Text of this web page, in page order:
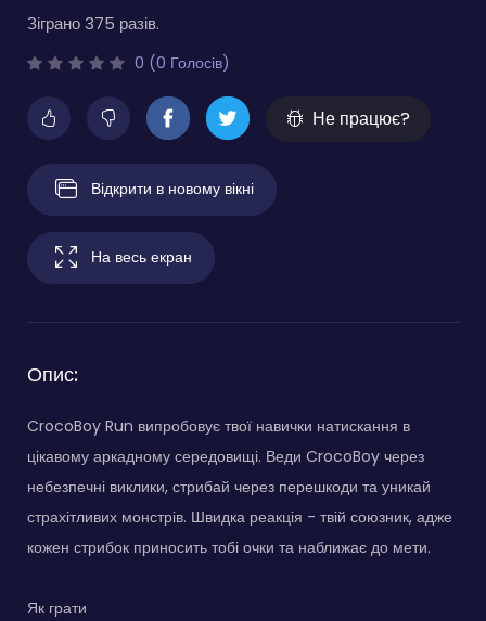
Зіграно 375 разів.
0 (0 Голосів)
Не працює?
Відкрити в новому вікні
На весь екран
Опис:
CrocoBoy Run випробовує твої навички натискання в
цікавому аркадному середовищі. Веди CrocoBoy через
небезпечні виклики, стрибай через перешкоди та уникай
страхітливих монстрів. Швидка реакція - твій союзник, адже
кожен стрибок приносить тобі очки та наближає до мети.
Як грати